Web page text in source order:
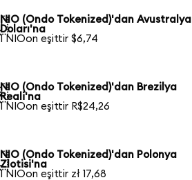
NIO (Ondo Tokenized)'dan Avustralya
Doları'na
1 NIOon eşittir $6,74
NIO (Ondo Tokenized)'dan Brezilya
Reali'na
1 NIOon eşittir R$24,26
NIO (Ondo Tokenized)'dan Polonya
Zlotisi'na
1 NIOon eşittir zł 17,68